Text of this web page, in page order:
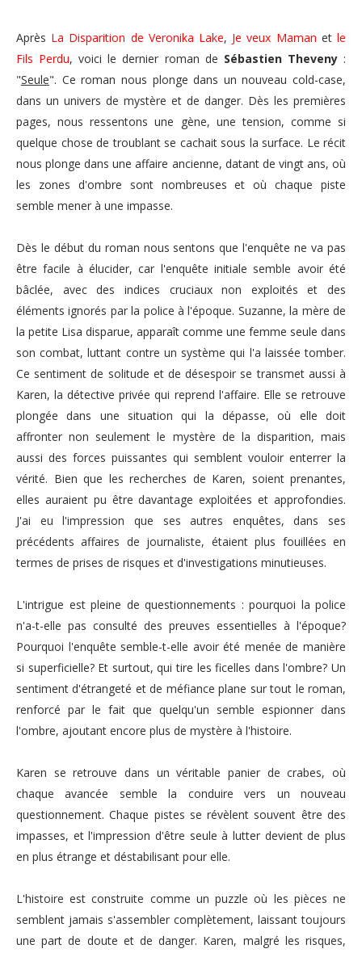
Après La Disparition de Veronika Lake, Je veux Maman etle
Fils Perdu, voici le dernier roman de Sébastien Theveny:
"Seule". Ce roman nous plonge dans un nouveau cold-case,
dans un univers de mystère et de danger. Dès les premières
pages, nous ressentons une gène, une tension, comme si
quelque chose de troublant se cachait sous la surface. Le récit
nous plonge dans une affaire ancienne, datant de vingt ans, où
les zones d'ombre sont nombreuses et où chaque piste
semble mener à une impasse.
Dès le début du roman nous sentons que l'enquête ne va pas
être facile à élucider, car l'enquête initiale semble avoir été
bâclée, avec des indices cruciaux non exploités et des
éléments ignorés par la police à l'époque. Suzanne, la mère de
la petite Lisa disparue, apparaît comme une femme seule dans
son combat, luttant contre un système qui l'a laissée tomber.
Ce sentiment de solitude et de désespoir se transmet aussi à
Karen, la détective privée qui reprend l'affaire. Elle se retrouve
plongée dans une situation qui la dépasse, où elle doit
affronter non seulement le mystère de la disparition, mais
aussi des forces puissantes qui semblent vouloir enterrer la
vérité. Bien que les recherches de Karen, soient prenantes,
elles auraient pu être davantage exploitées et approfondies.
J'ai eu l'impression que ses autres enquêtes, dans ses
précédents affaires de journaliste, étaient plus fouillées en
termes de prises de risques et d'investigations minutieuses.
L'intrigue est pleine de questionnements : pourquoi la police
n'a-t-elle pas consulté des preuves essentielles à l'époque?
Pourquoi l'enquête semble-t-elle avoir été menée de manière
si superficielle? Et surtout, qui tire les ficelles dans l'ombre? Un
sentiment d'étrangeté et de méfiance plane sur tout le roman,
renforcé par le fait que quelqu'un semble espionner dans
l'ombre, ajoutant encore plus de mystère à l'histoire.
Karen se retrouve dans un véritable panier de crabes, où
chaque avancée semble la conduire vers un nouveau
questionnement. Chaque pistes se révèlent souvent être des
impasses, et l'impression d'être seule à lutter devient de plus
en plus étrange et déstabilisant pour elle.
L'histoire est construite comme un puzzle où les pièces ne
semblent jamais s'assembler complètement, laissant toujours
une part de doute et de danger. Karen, malgré les risques,